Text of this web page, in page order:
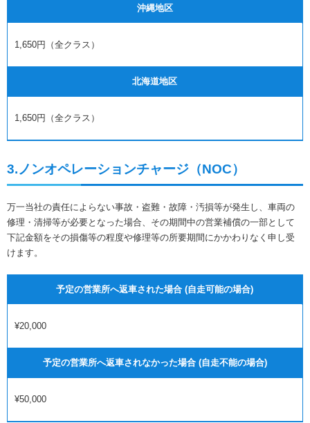
沖縄地区
1,650円（全クラス）
北海道地区
1,650円（全クラス）
3.ノンオペレーションチャージ（NOC）
万一当社の責任によらない事故・盗難・故障・汚損等が発生し、車両の
修理・清掃等が必要となった場合、その期間中の営業補償の一部として
下記金額をその損傷等の程度や修理等の所要期間にかかわりなく申し受
けます。
予定の営業所へ返車された場合 (自走可能の場合)
¥20,000
予定の営業所へ返車されなかった場合 (自走不能の場合)
¥50,000